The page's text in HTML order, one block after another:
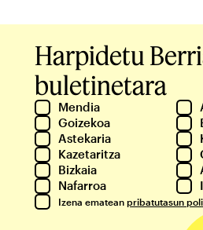
Harpidetu
buletinetara
Mendia
Goizekoa
Astekaria
Kazetaritza
Bizkaia
Nafarroa
Izena ematean pribatutasun